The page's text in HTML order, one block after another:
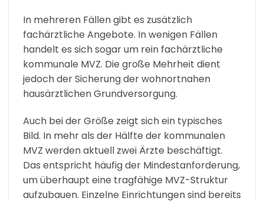
In mehreren Fällen gibt es zusätzlich
fachärztliche Angebote. In wenigen Fällen
handelt es sich sogar um rein fachärztliche
kommunale MVZ. Die große Mehrheit dient
jedoch der Sicherung der wohnortnahen
hausärztlichen Grundversorgung.
Auch bei der Größe zeigt sich ein typisches
Bild. In mehr als der Hälfte der kommunalen
MVZ werden aktuell zwei Ärzte beschäftigt.
Das entspricht häufig der Mindestanforderung,
um überhaupt eine tragfähige MVZ-Struktur
aufzubauen. Einzelne Einrichtungen sind bereits